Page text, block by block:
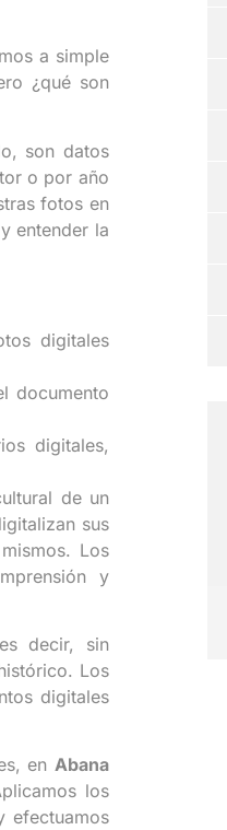
a simple
¿qué son
son datos
o por año
fotos en
entender la
digitales
documento
digitales,
de un
sus
Los
y
decir, sin
Los
digitales
en Abana
los
efectuamos